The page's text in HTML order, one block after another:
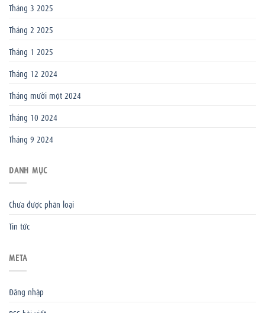
Tháng 3 2025
Tháng 2 2025
Tháng 1 2025
Tháng 12 2024
Tháng mười một 2024
Tháng 10 2024
Tháng 9 2024
DANH MỤC
Chưa được phân loại
Tin tức
META
Đăng nhập